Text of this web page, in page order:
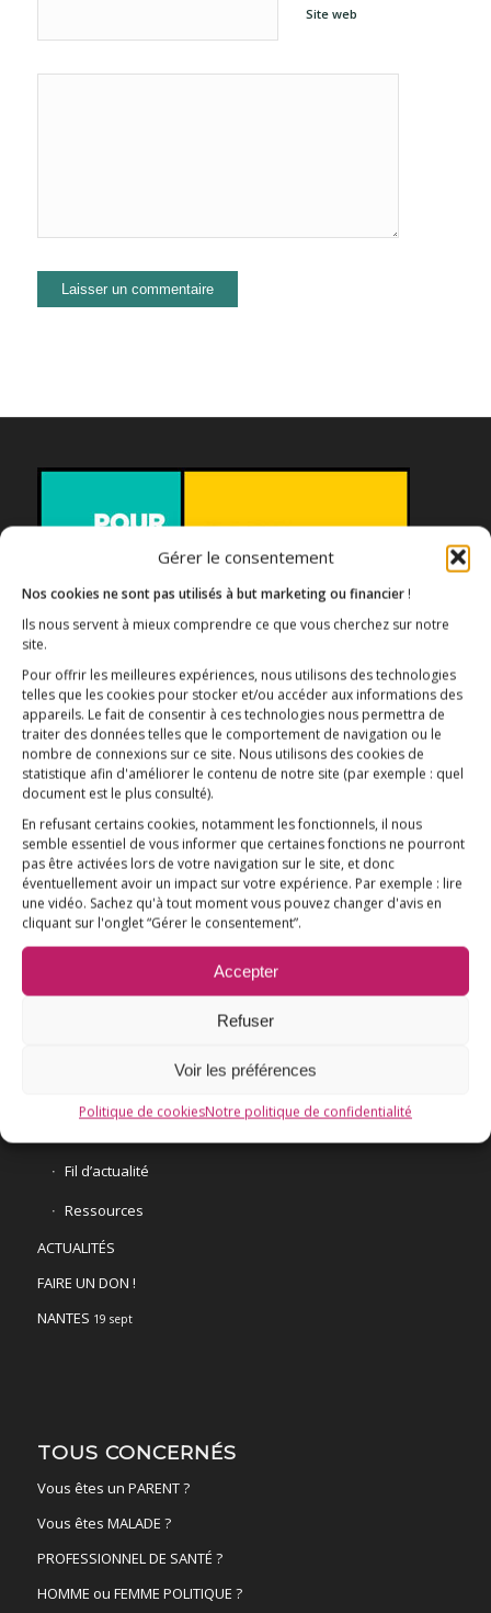
Gérer le consentement
Nos cookies ne sont pas utilisés à but marketing ou financier !
Ils nous servent à mieux comprendre ce que vous cherchez sur notre
site.
Pour offrir les meilleures expériences, nous utilisons des technologies
telles que les cookies pour stocker et/ou accéder aux informations des
appareils. Le fait de consentir à ces technologies nous permettra de
traiter des données telles que le comportement de navigation ou le
nombre de connexions sur ce site. Nous utilisons des cookies de
statistique afin d'améliorer le contenu de notre site (par exemple : quel
document est le plus consulté).
En refusant certains cookies, notamment les fonctionnels, il nous
semble essentiel de vous informer que certaines fonctions ne pourront
pas être activées lors de votre navigation sur le site, et donc
éventuellement avoir un impact sur votre expérience. Par exemple : lire
une vidéo. Sachez qu'à tout moment vous pouvez changer d'avis en
cliquant sur l'onglet “Gérer le consentement”.
Accepter
Refuser
Voir les préférences
Politique de cookiesNotre politique de confidentialité
Site web
Association E3M
Qui sommes-nous ? AIDEZ-NOUS !
L’ESSENTIEL
COMPRENDRE
Fil d’actualité
Ressources
ACTUALITÉS
FAIRE UN DON !
NANTES 19 sept
TOUS CONCERNÉS
Vous êtes un PARENT ?
Vous êtes MALADE ?
PROFESSIONNEL DE SANTÉ ?
HOMME ou FEMME POLITIQUE ?